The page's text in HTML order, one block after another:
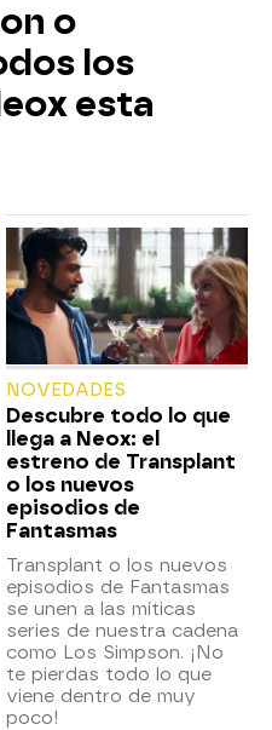
o
los
esta
NOVEDADES
Descubre todo lo que
llega a Neox: el
estreno de Transplant
o los nuevos
episodios de
Fantasmas
Transplant o los nuevos
episodios de Fantasmas
se unen a las míticas
series de nuestra cadena
como Los Simpson. ¡No
te pierdas todo lo que
viene dentro de muy
poco!